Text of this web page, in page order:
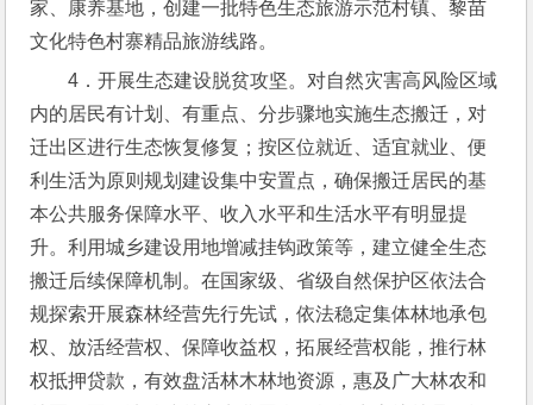
家、康养基地，创建一批特色生态旅游示范村镇、黎苗
文化特色村寨精品旅游线路。
4．开展生态建设脱贫攻坚。对自然灾害高风险区域
内的居民有计划、有重点、分步骤地实施生态搬迁，对
迁出区进行生态恢复修复；按区位就近、适宜就业、便
利生活为原则规划建设集中安置点，确保搬迁居民的基
本公共服务保障水平、收入水平和生活水平有明显提
升。利用城乡建设用地增减挂钩政策等，建立健全生态
搬迁后续保障机制。在国家级、省级自然保护区依法合
规探索开展森林经营先行先试，依法稳定集体林地承包
权、放活经营权、保障收益权，拓展经营权能，推行林
权抵押贷款，有效盘活林木林地资源，惠及广大林农和